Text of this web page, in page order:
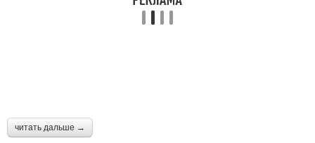
Попугай из
пластиковых бутылок
читать дальше →